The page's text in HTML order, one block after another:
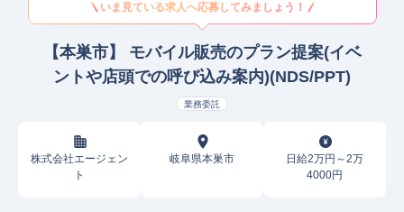
いま見ている求人へ応募してみましょう！
【本巣市】 モバイル販売のプラン提案(イベ
ントや店頭での呼び込み案内)(NDS/PPT)
業務委託
株式会社エージェン
ト
岐阜県本巣市
日給2万円～2万
4000円